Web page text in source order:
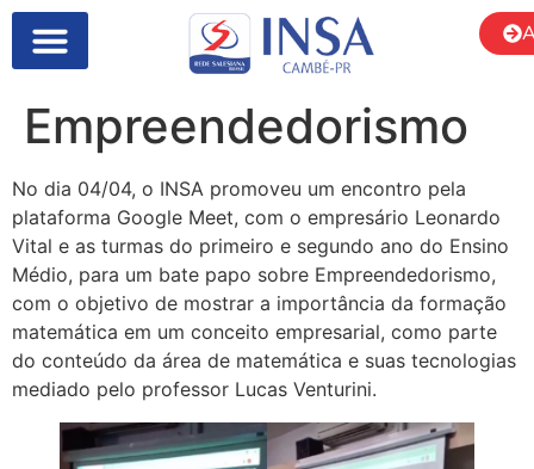
Empreendedorismo
No dia 04/04, o INSA promoveu um encontro pela
plataforma Google Meet, com o empresário Leonardo
Vital e as turmas do primeiro e segundo ano do Ensino
Médio, para um bate papo sobre Empreendedorismo,
com o objetivo de mostrar a importância da formação
matemática em um conceito empresarial, como parte
do conteúdo da área de matemática e suas tecnologias
mediado pelo professor Lucas Venturini.